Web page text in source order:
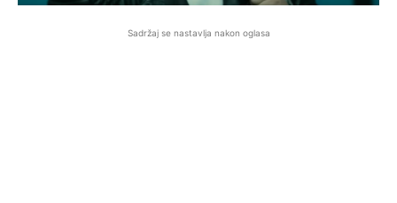
Sadržaj se nastavlja nakon oglasa